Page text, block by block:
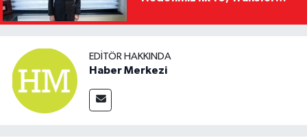
Kaldıracağız"
EDITÖR HAKKINDA
Haber Merkezi